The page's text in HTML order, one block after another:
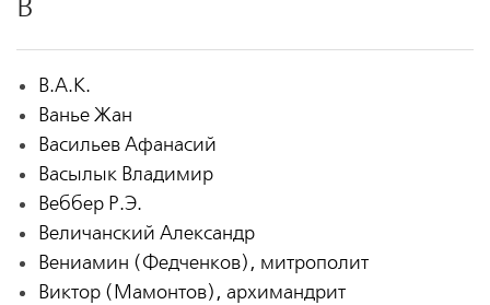
В.А.К.
Ванье Жан
Васильев Афанасий
Васылык Владимир
Веббер Р.Э.
Величанский Александр
Вениамин (Федченков), митрополит
Виктор (Мамонтов), архимандрит